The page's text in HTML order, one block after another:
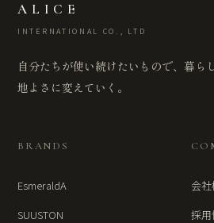
ALICE
INTERNATIONAL CO., LTD
自分たちが使い続けたいもので、暮ら
地よさに変えていく。
BRANDS
EsmeraldA
SUUSTON
会
採用